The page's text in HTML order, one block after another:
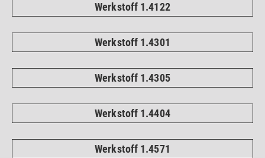
Werkstoff 1.4122
Werkstoff 1.4301
Werkstoff 1.4305
Werkstoff 1.4404
Werkstoff 1.4571